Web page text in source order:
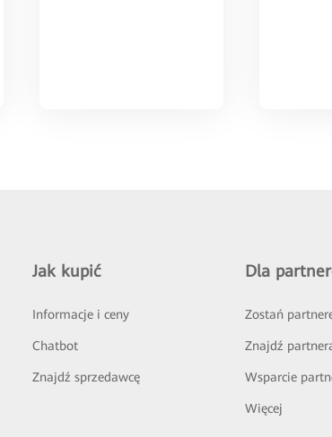
Jak kupić
Informacje i ceny
Chatbot
Znajdź sprzedawcę
Dla
Zostań
Znajdź
Wsparcie
Więcej